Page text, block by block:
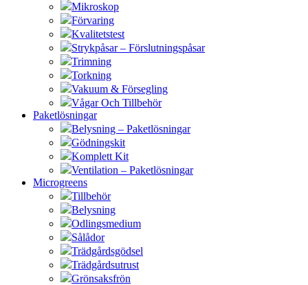
Mikroskop
Förvaring
Kvalitetstest
Strykpåsar – Förslutningspåsar
Trimning
Torkning
Vakuum & Försegling
Vågar Och Tillbehör
Paketlösningar
Belysning – Paketlösningar
Gödningskit
Komplett Kit
Ventilation – Paketlösningar
Microgreens
Tillbehör
Belysning
Odlingsmedium
Sålådor
Trädgårdsgödsel
Trädgårdsutrust
Grönsaksfrön